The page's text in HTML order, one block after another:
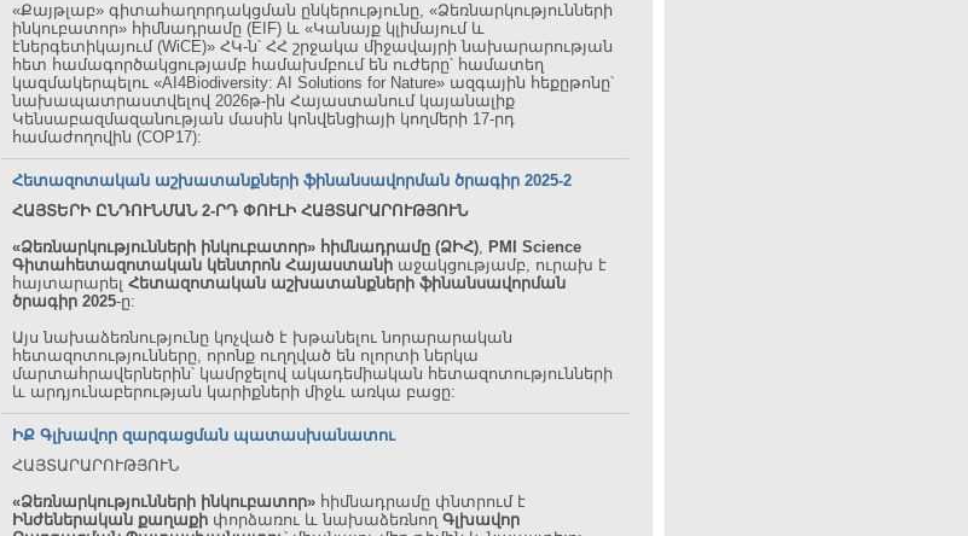
«Քայթլաբ» գիտահաղորդակցման ընկերությունը, «Ձեռնարկությունների
ինկուբատոր» հիմնադրամը (EIF) և «Կանայք կլիմայում և
էներգետիկայում (WiCE)» ՀԿ-ն՝ ՀՀ շրջակա միջավայրի նախարարության
հետ համագործակցությամբ համախմբում են ուժերը՝ համատեղ
կազմակերպելու «AI4Biodiversity: AI Solutions for Nature» ազգային հեքըթոնը՝
նախապատրաստվելով 2026թ-ին Հայաստանում կայանալիք
Կենսաբազմազանության մասին կոնվենցիայի կողմերի 17-րդ
համաժողովին (COP17):
Հետազոտական աշխատանքների ֆինանսավորման ծրագիր 2025-2
ՀԱՅՏԵՐԻ ԸՆԴՈՒՆՄԱՆ 2-ՐԴ ՓՈՒԼԻ ՀԱՅՏԱՐԱՐՈՒԹՅՈՒՆ
«Ձեռնարկությունների ինկուբատոր» հիմնադրամը (ՁԻՀ), PMI Science
Գիտահետազոտական կենտրոն Հայաստանի աջակցությամբ, ուրախ է
հայտարարել Հետազոտական աշխատանքների ֆինանսավորման
ծրագիր 2025-ը:
Այս նախաձեռնությունը կոչված է խթանելու նորարարական
հետազոտությունները, որոնք ուղղված են ոլորտի ներկա
մարտահրավերներին՝ կամրջելով ակադեմիական հետազոտությունների
և արդյունաբերության կարիքների միջև առկա բացը:
ԻՔ Գլխավոր զարգացման պատասխանատու
ՀԱՅՏԱՐԱՐՈՒԹՅՈՒՆ
«Ձեռնարկությունների ինկուբատոր» հիմնադրամը փնտրում է
Ինժեներական քաղաքի փորձառու և նախաձեռնող Գլխավոր